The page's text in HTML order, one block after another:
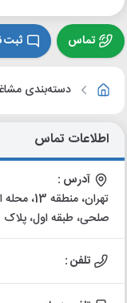
تماس ثبت
دسته‌بندی
اطلاعات تماس
آدرس :
صلحی، طبقه اول، پلاک 41
تلفن :